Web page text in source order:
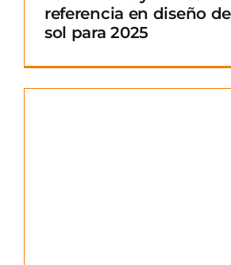
referencia en diseño
sol para 2025